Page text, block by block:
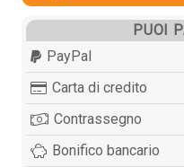
PUOI
PayPal
Carta di credito
Contrassegno
Bonifico bancario